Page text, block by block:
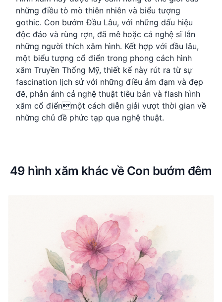
những điều tò mò thiên nhiên và biểu tượng
gothic. Con bướm Đầu Lâu, với những dấu hiệu
độc đáo và rùng rợn, đã mê hoặc cả nghệ sĩ lẫn
những người thích xăm hình. Kết hợp với đầu lâu,
một biểu tượng cổ điển trong phong cách hình
xăm Truyền Thống Mỹ, thiết kế này rút ra từ sự
fascination lịch sử với những điều ảm đạm và đẹp
đẽ, phản ánh cả nghệ thuật tiêu bản và flash hình
xăm cổ điểnmột cách diễn giải vượt thời gian về
những chủ đề phức tạp qua nghệ thuật.
49 hình xăm khác về Con bướm đêm